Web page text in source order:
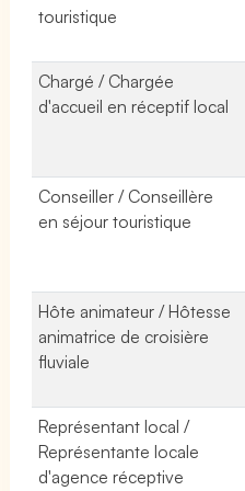
touristique
Chargé / Chargée
d'accueil en réceptif local
Conseiller / Conseillère
en séjour touristique
Hôte animateur / Hôtesse
animatrice de croisière
fluviale
Représentant local /
Représentante locale
d'agence réceptive